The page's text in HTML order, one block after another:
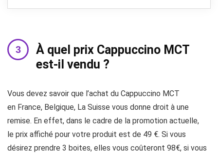
À quel prix Cappuccino MCT
est-il vendu ?
Vous devez savoir que l’achat du Cappuccino MCT
en France, Belgique, La Suisse vous donne droit à une
remise. En effet, dans le cadre de la promotion actuelle,
le prix affiché pour votre produit est de 49 €. Si vous
désirez prendre 3 boites, elles vous coûteront 98€, si vous